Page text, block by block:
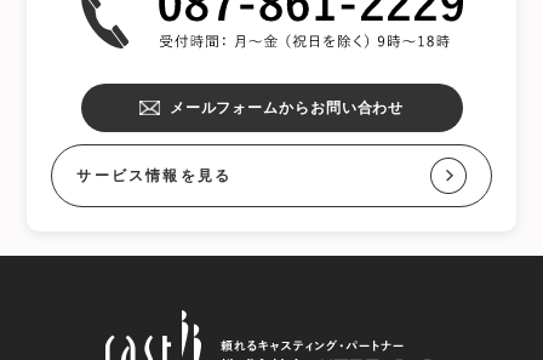
メールフォームからお問い合わせ
サービス情報を見る